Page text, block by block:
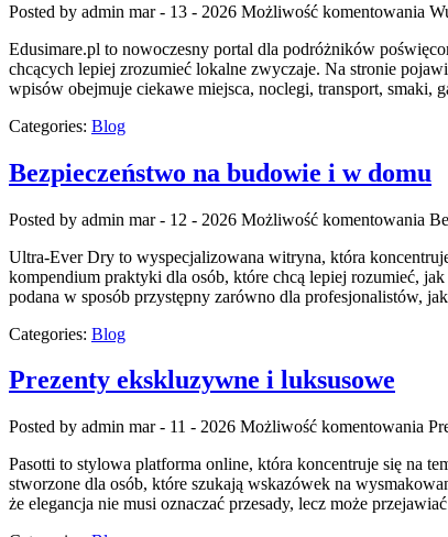
Posted by admin mar - 13 - 2026 Możliwość komentowania
Edusimare.pl to nowoczesny portal dla podróżników
chcących lepiej zrozumieć lokalne zwyczaje. Na stronie
wpisów obejmuje ciekawe miejsca, noclegi, transport,
Categories: Blog
Bezpieczeństwo na budowie i w domu
Posted by admin mar - 12 - 2026 Możliwość komentowania
Ultra-Ever Dry to wyspecjalizowana witryna, która
kompendium praktyki dla osób, które chcą lepiej rozumieć,
podana w sposób przystępny zarówno dla profesjonalistów,
Categories: Blog
Prezenty ekskluzywne i luksusowe
Posted by admin mar - 11 - 2026 Możliwość komentowania
Pasotti to stylowa platforma online, która koncentruje się na
stworzone dla osób, które szukają wskazówek na
że elegancja nie musi oznaczać przesady, lecz może